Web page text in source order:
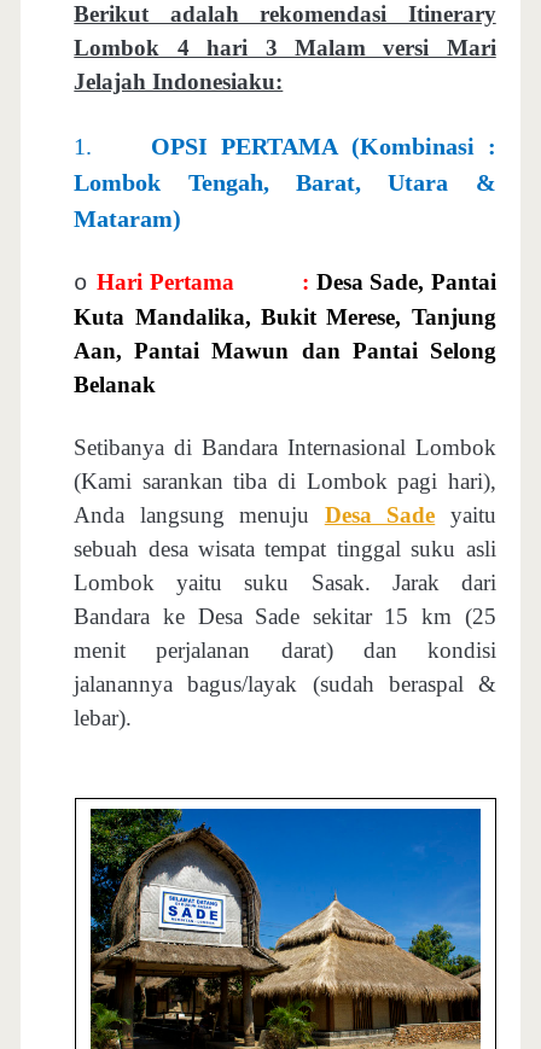
Berikut adalah rekomendasi Itinerary
Lombok 4 hari 3 Malam versi Mari
Jelajah Indonesiaku:
1.
OPSI PERTAMA (Kombinasi :
Lombok Tengah, Barat, Utara &
Mataram)
o Hari Pertama : Desa Sade, Pantai
Kuta Mandalika, Bukit Merese, Tanjung
Aan, Pantai Mawun dan Pantai Selong
Belanak
Setibanya di Bandara Internasional Lombok
(Kami sarankan tiba di Lombok pagi hari),
Anda langsung menuju Desa Sade yaitu
sebuah desa wisata tempat tinggal suku asli
Lombok yaitu suku Sasak. Jarak dari
Bandara ke Desa Sade sekitar 15 km (25
menit perjalanan darat) dan kondisi
jalanannya bagus/layak (sudah beraspal &
lebar).